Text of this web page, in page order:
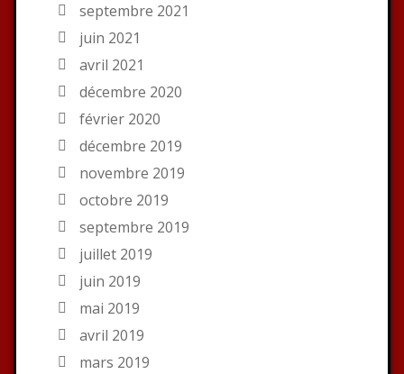
septembre 2021
juin 2021
avril 2021
décembre 2020
février 2020
décembre 2019
novembre 2019
octobre 2019
septembre 2019
juillet 2019
juin 2019
mai 2019
avril 2019
mars 2019